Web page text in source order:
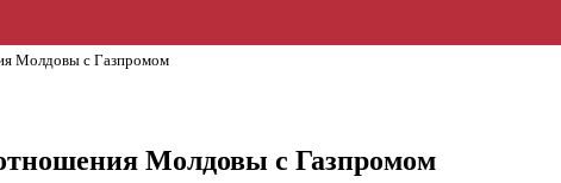
Молдовы с Газпромом
Молдовы с Газпромом